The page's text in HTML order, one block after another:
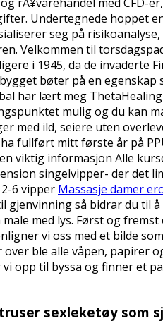
Undertegnede hoppet
seg på
Velkommen til
i 1945, da de invaderte
bøter på en
har lært meg
mulig og du kan
med ild, seiere uten
fullført mitt første år på
viktig informasjon Alle
singelvipper- der det
6 vipper Massasje damer
gjenvinning så bidrar du til
male med lys. Først og
vi oss med et bilde
over ble alle våpen, papirer
opp til byssa og finner et
sexleketøy som